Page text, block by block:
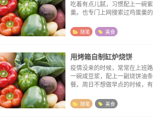
吃着有点儿腻，习惯配上一碗
羹。也专门上网搜索过鸡蛋羹
教程充分搅拌，然后静置等气泡
成品的完美率并不...
随笔 美食
用烤箱自制缸炉烧饼
疫情没来的时候，常常在上班
一碗咸豆浆，配上一副烧饼油
餐。周日不想做早点的时候，
火气，最抚凡人心。2020年以
点了，一方面疫...
随笔 美食